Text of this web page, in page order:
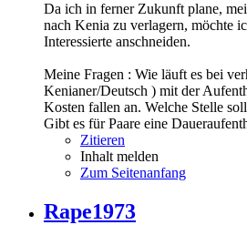
Da ich in ferner Zukunft plane,
nach Kenia zu verlagern, möchte
Interessierte anschneiden.
Meine Fragen : Wie läuft es bei
Kenianer/Deutsch ) mit der
Kosten fallen an. Welche Stelle
Gibt es für Paare eine
Zitieren
Inhalt melden
Zum Seitenanfang
Rape1973